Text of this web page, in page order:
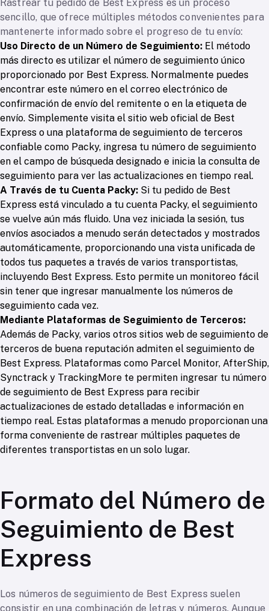
Rastrear tu pedido de Best Express es un proceso
sencillo, que ofrece múltiples métodos convenientes para
mantenerte informado sobre el progreso de tu envío:
Uso Directo de un Número de Seguimiento: El método
más directo es utilizar el número de seguimiento único
proporcionado por Best Express. Normalmente puedes
encontrar este número en el correo electrónico de
confirmación de envío del remitente o en la etiqueta de
envío. Simplemente visita el sitio web oficial de Best
Express o una plataforma de seguimiento de terceros
confiable como Packy, ingresa tu número de seguimiento
en el campo de búsqueda designado e inicia la consulta de
seguimiento para ver las actualizaciones en tiempo real.
A Través de tu Cuenta Packy: Si tu pedido de Best
Express está vinculado a tu cuenta Packy, el seguimiento
se vuelve aún más fluido. Una vez iniciada la sesión, tus
envíos asociados a menudo serán detectados y mostrados
automáticamente, proporcionando una vista unificada de
todos tus paquetes a través de varios transportistas,
incluyendo Best Express. Esto permite un monitoreo fácil
sin tener que ingresar manualmente los números de
seguimiento cada vez.
Mediante Plataformas de Seguimiento de Terceros:
Además de Packy, varios otros sitios web de seguimiento de
terceros de buena reputación admiten el seguimiento de
Best Express. Plataformas como Parcel Monitor, AfterShip,
Synctrack y TrackingMore te permiten ingresar tu número
de seguimiento de Best Express para recibir
actualizaciones de estado detalladas e información en
tiempo real. Estas plataformas a menudo proporcionan una
forma conveniente de rastrear múltiples paquetes de
diferentes transportistas en un solo lugar.
Formato del Número de
Seguimiento de Best
Express
Los números de seguimiento de Best Express suelen
consistir en una combinación de letras y números. Aunque